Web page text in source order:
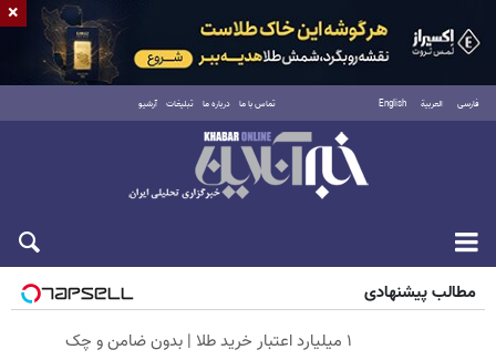
فارسی العربية English تماس با ما درباره ما تبلیغات آرشیو
شنبه ۱۷ مرداد ۱۴۰۵
مطالب پیشنهادی
۱ میلیارد اعتبار خرید طلا | بدون ضامن و چک
×